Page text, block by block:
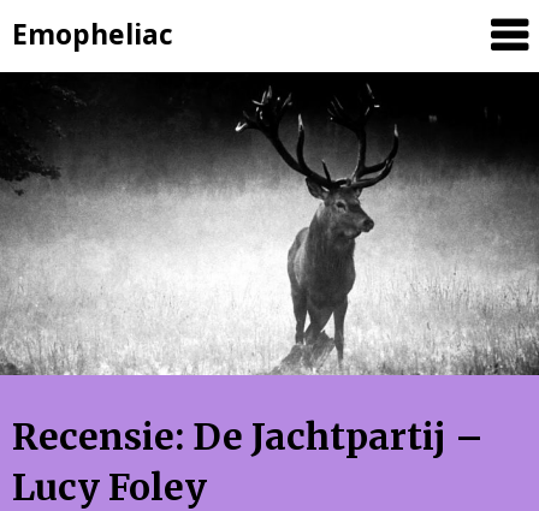
to
content
Emopheliac
Recensie: De Jachtpartij –
Lucy Foley